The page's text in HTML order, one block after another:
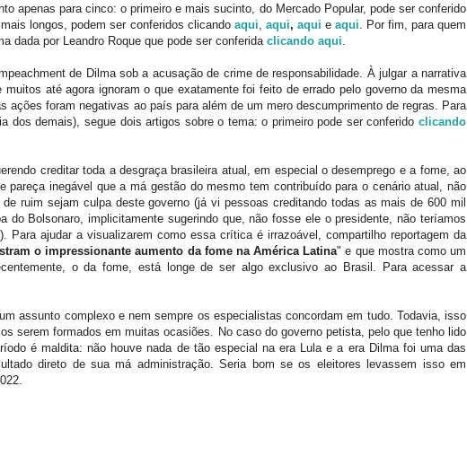
apenas para cinco: o primeiro e mais sucinto, do Mercado Popular, pode ser conferido
mais longos, podem ser conferidos clicando aqui aqui, aqui e aqui . Por fim, para quem
dada por Leandro Roque que pode ser conferida clicando aqui
de Dilma sob a acusação de crime de responsabilidade. À julgar a narrativa
muitos até agora ignoram o que exatamente foi feito de errado pelo governo da mesma
ações foram negativas ao país para além de um mero descumprimento de regras. Para
dos demais), segue dois artigos sobre o tema: o primeiro pode ser conferido clicando
creditar toda a desgraça brasileira atual, em especial o desemprego e a fome, ao
pareça inegável que a má gestão do mesmo tem contribuído para o cenário atual, não
ruim sejam culpa deste governo (já vi pessoas creditando todas as mais de 600 mil
do Bolsonaro, implicitamente sugerindo que, não fosse ele o presidente, não teríamos
Para ajudar a visualizarem como essa crítica é irrazoável, compartilho reportagem da
o impressionante aumento da fome na América Latina" e que mostra como um
o da fome, está longe de ser algo exclusivo ao Brasil. Para acessar a
assunto complexo e nem sempre os especialistas concordam em tudo. Todavia, isso
serem formados em muitas ocasiões. No caso do governo petista, pelo que tenho lido
é maldita: não houve nada de tão especial na era Lula e a era Dilma foi uma das
direto de sua má administração. Seria bom se os eleitores levassem isso em